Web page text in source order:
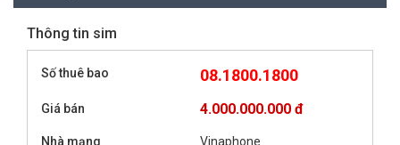
Thông tin sim
Số thuê bao 08.1800.1800
Giá bán 4.000.000.000 đ
Nhà mạng Vinaphone